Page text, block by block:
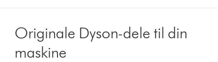
Originale Dyson-dele til din
maskine